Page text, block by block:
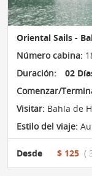
Oriental Sails -
Número cabina:
Duración:
02
Comenzar/
Visitar: Bahía de
Estilo del viaje:
Desde $ 125 (